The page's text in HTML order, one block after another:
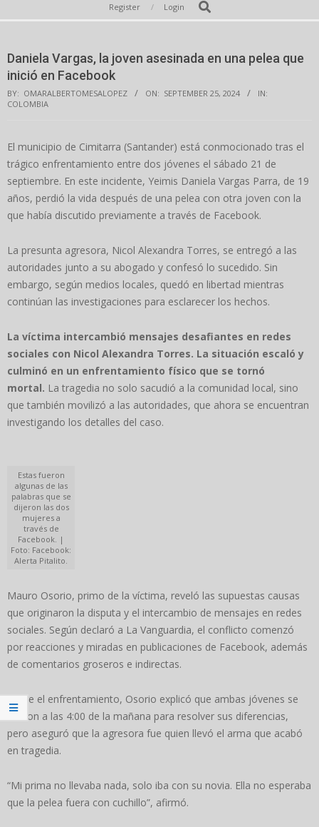
Navigation
Register Login Search
Daniela Vargas, la joven asesinada en una pelea que
inició en Facebook
BY: OMARALBERTOMESALOPEZ ON: SEPTEMBER 25, 2024
IN:
COLOMBIA
El municipio de Cimitarra (Santander) está conmocionado tras el
trágico enfrentamiento entre dos jóvenes el sábado 21 de
septiembre. En este incidente, Yeimis Daniela Vargas Parra, de 19
años, perdió la vida después de una pelea con otra joven con la
que había discutido previamente a través de Facebook.
La presunta agresora, Nicol Alexandra Torres, se entregó a las
autoridades junto a su abogado y confesó lo sucedido. Sin
embargo, según medios locales, quedó en libertad mientras
continúan las investigaciones para esclarecer los hechos.
La víctima intercambió mensajes desafiantes en redes
sociales con Nicol Alexandra Torres. La situación escaló y
culminó en un enfrentamiento físico que se tornó
mortal. La tragedia no solo sacudió a la comunidad local, sino
que también movilizó a las autoridades, que ahora se encuentran
investigando los detalles del caso.
Estas fueron
algunas de las
palabras que se
dijeron las dos
mujeres a
través de
Facebook. |
Foto: Facebook:
Alerta Pitalito.
Mauro Osorio, primo de la víctima, reveló las supuestas causas
que originaron la disputa y el intercambio de mensajes en redes
sociales. Según declaró a La Vanguardia, el conflicto comenzó
por reacciones y miradas en publicaciones de Facebook, además
de comentarios groseros e indirectas.
Sobre el enfrentamiento, Osorio explicó que ambas jóvenes se
citaron a las 4:00 de la mañana para resolver sus diferencias,
pero aseguró que la agresora fue quien llevó el arma que acabó
en tragedia.
“Mi prima no llevaba nada, solo iba con su novia. Ella no esperaba
que la pelea fuera con cuchillo”, afirmó.